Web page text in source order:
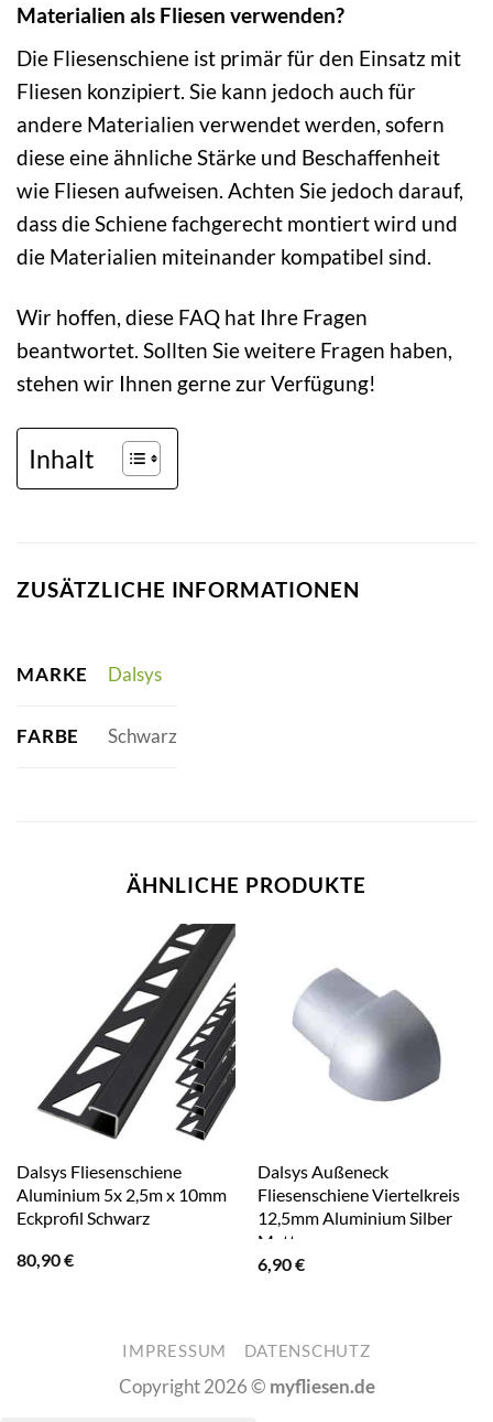
Materialien als Fliesen verwenden?
Die Fliesenschiene ist primär für den Einsatz mit
Fliesen konzipiert. Sie kann jedoch auch für
andere Materialien verwendet werden, sofern
diese eine ähnliche Stärke und Beschaffenheit
wie Fliesen aufweisen. Achten Sie jedoch darauf,
dass die Schiene fachgerecht montiert wird und
die Materialien miteinander kompatibel sind.
Wir hoffen, diese FAQ hat Ihre Fragen
beantwortet. Sollten Sie weitere Fragen haben,
stehen wir Ihnen gerne zur Verfügung!
Inhalt
ZUSÄTZLICHE INFORMATIONEN
MARKE Dalsys
FARBE Schwarz
ÄHNLICHE PRODUKTE
Dalsys Fliesenschiene
Aluminium 5x 2,5m x 10mm
Eckprofil Schwarz
80,90€
Dalsys Außeneck
Fliesenschiene Viertelkreis
12,5mm Aluminium Silber
Matt
6,90€
IMPRESSUM DATENSCHUTZ
Copyright 2026 © myfliesen.de